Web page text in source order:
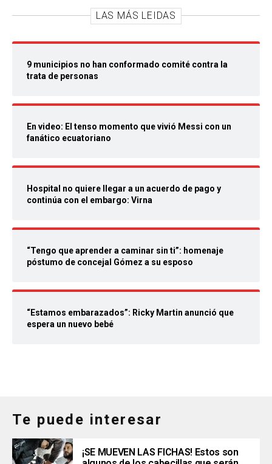
LAS MÁS LEIDAS
9 municipios no han conformado comité contra la
trata de personas
En video: El tenso momento que vivió Messi con un
fanático ecuatoriano
Hospital no quiere llegar a un acuerdo de pago y
continúa con el embargo: Virna
“Tengo que aprender a caminar sin ti”: homenaje
póstumo de concejal Gómez a su esposo
“Estamos embarazados”: Ricky Martin anunció que
espera un nuevo bebé
Te puede interesar
¡SE MUEVEN LAS FICHAS! Estos son